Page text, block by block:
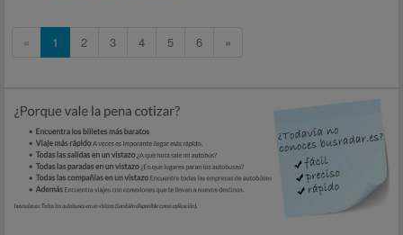
« 1 2 3 4 5 6 »